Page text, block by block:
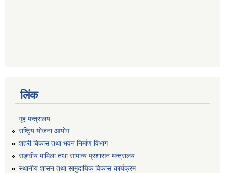
लिंक
गृह मन्त्रालय
राष्टि्ृय योजना आयोग
शहरी बिकास तथा भवन निर्माण विभाग
सङ्घीय मामिला तथा सामान्य प्रशासन मन्त्रालय
स्थानीय शासन तथा सामुदायिक विकास कार्यक्रम